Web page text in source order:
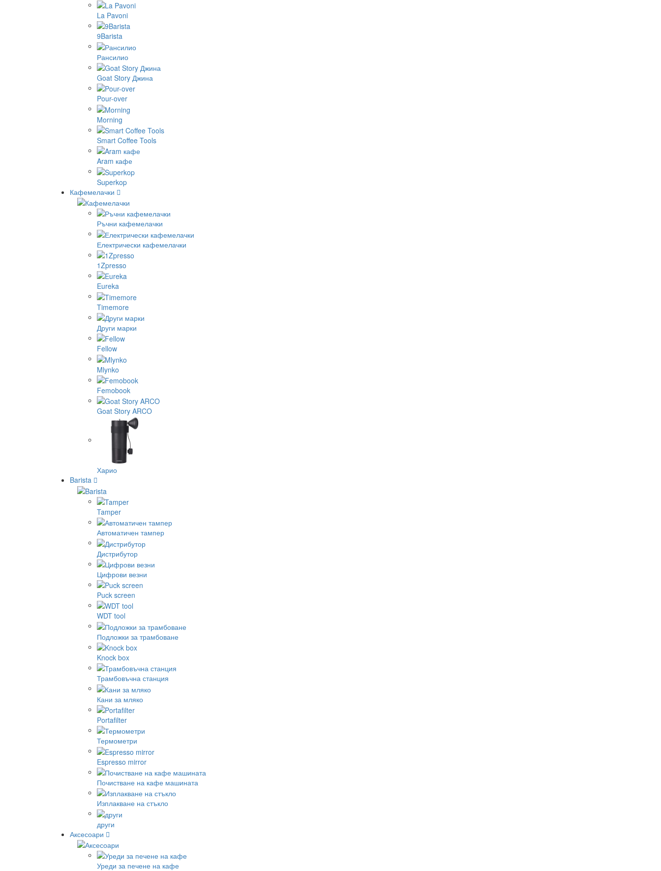
La Pavoni
9Barista
Рансилио
Goat Story Джина
Pour-over
Morning
Smart Coffee Tools
Aram кафе
Superkop
Кафемелачки
Ръчни кафемелачки
Електрически кафемелачки
1Zpresso
Eureka
Timemore
Други марки
Fellow
Mlynko
Femobook
Goat Story ARCO
Харио
Barista
Tamper
Автоматичен тампер
Дистрибутор
Цифрови везни
Puck screen
WDT tool
Подложки за трамбоване
Knock box
Трамбовъчна станция
Кани за мляко
Portafilter
Термометри
Espresso mirror
Почистване на кафе машината
Изплакване на стъкло
други
Аксесоари
Уреди за печене на кафе